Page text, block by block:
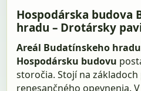
Hospodárska budova
hradu – Drotársky
Areál Budatínskeho hradu
Hospodársku budovu
storočia. Stojí na
renesančného opevnenia.